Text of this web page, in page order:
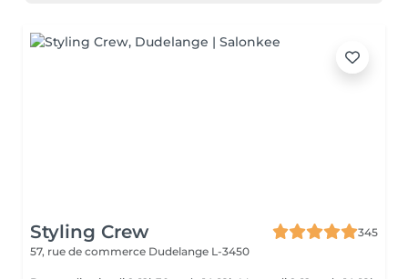
Styling Crew
345
57, rue de commerce Dudelange L-3450